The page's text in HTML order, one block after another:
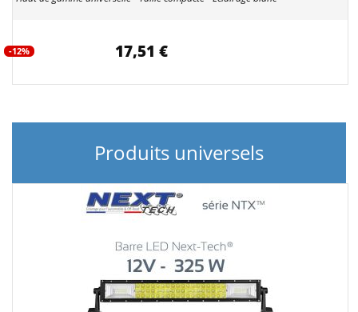
-12% 17,51 €
Produits universels